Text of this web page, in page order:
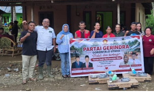
dalam tubuh.
Temuan ini juga sejalan dengan
Harvard Health Publishing. Laporan
menegaskan bahwa obsesi manusia
setiap hari lebih didorong oleh norma
serta strategi pemasaran industri
alih-alih kebutuhan medis yang